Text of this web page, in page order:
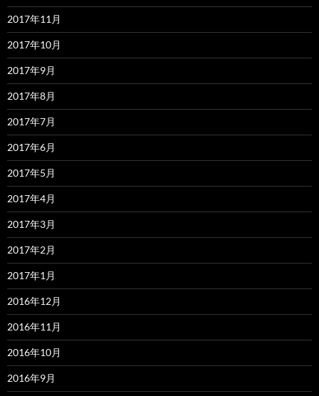
2017年11月
2017年10月
2017年9月
2017年8月
2017年7月
2017年6月
2017年5月
2017年4月
2017年3月
2017年2月
2017年1月
2016年12月
2016年11月
2016年10月
2016年9月